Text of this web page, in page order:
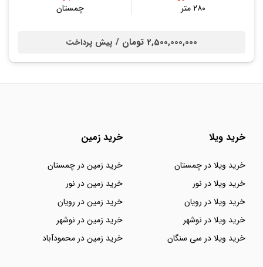
۲۸۰ متر
چمستان
2,500,000,000 تومان / پیش پرداخت
خرید ویلا
خرید ویلا در چمستان
خرید ویلا در نور
خرید ویلا در رویان
خرید ویلا در نوشهر
خرید ویلا در سی سنگان
خرید زمین
خرید زمین در چمستان
خرید زمین در نور
خرید زمین در رویان
خرید زمین در نوشهر
خرید زمین در محمودآباد